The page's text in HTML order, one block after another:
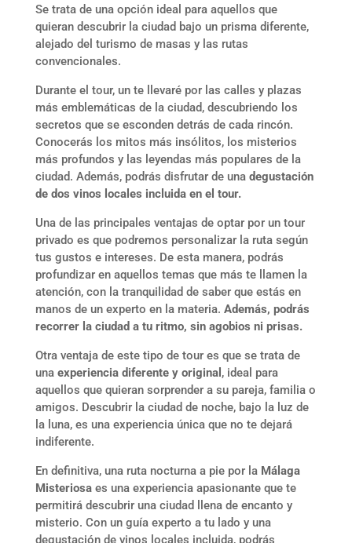
Se trata de una opción ideal para aquellos que
quieran descubrir la ciudad bajo un prisma diferente,
alejado del turismo de masas y las rutas
convencionales.
Durante el tour, un te llevaré por las calles y plazas
más emblemáticas de la ciudad, descubriendo los
secretos que se esconden detrás de cada rincón.
Conocerás los mitos más insólitos, los misterios
más profundos y las leyendas más populares de la
ciudad. Además, podrás disfrutar de una degustación
de dos vinos locales incluida en el tour.
Una de las principales ventajas de optar por un tour
privado es que podremos personalizar la ruta según
tus gustos e intereses. De esta manera, podrás
profundizar en aquellos temas que más te llamen la
atención, con la tranquilidad de saber que estás en
manos de un experto en la materia. Además, podrás
recorrer la ciudad a tu ritmo, sin agobios ni prisas.
Otra ventaja de este tipo de tour es que se trata de
una experiencia diferente y original , ideal para
aquellos que quieran sorprender a su pareja, familia o
amigos. Descubrir la ciudad de noche, bajo la luz de
la luna, es una experiencia única que no te dejará
indiferente.
En definitiva, una ruta nocturna a pie por la Málaga
Misteriosaes una experiencia apasionante que te
permitirá descubrir una ciudad llena de encanto y
misterio. Con un guía experto a tu lado y una
degustación de vinos locales incluida, podrás